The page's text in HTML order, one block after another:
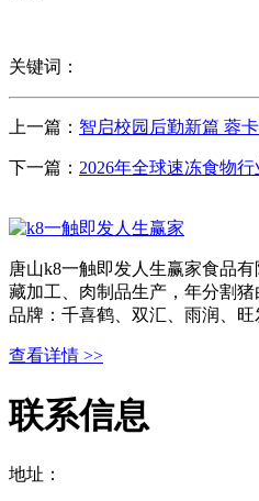
关键词：
上一篇： 智启校园后勤新篇 蓉
下一篇： 2026年全球速冻食物
唐山k8一触即发人生赢家食品
藏加工、肉制品生产，年分割
品牌：千喜鹤、双汇、雨润、
查看详情 >>
联系信息
地址：